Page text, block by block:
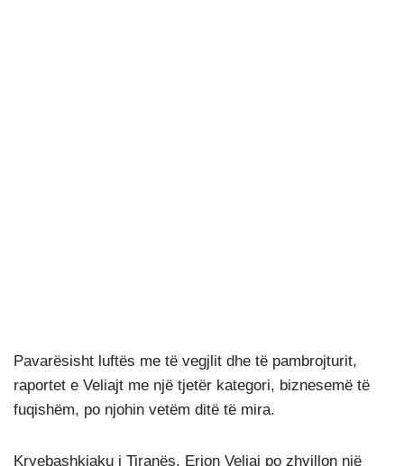
Pavarësisht luftës me të vegjlit dhe të pambrojturit,
raportet e Veliajt me një tjetër kategori, biznesemë të
fuqishëm, po njohin vetëm ditë të mira.
Kryebashkiaku i Tiranës, Erion Veliaj po zhvillon një